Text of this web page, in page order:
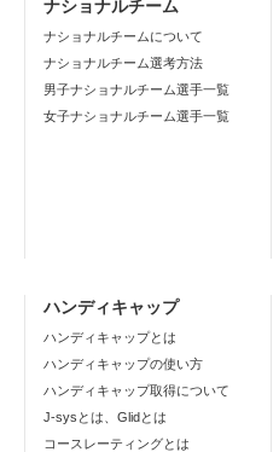
ナショナルチーム
ナショナルチームについて
ナショナルチーム選考方法
男子ナショナルチーム選手一覧
女子ナショナルチーム選手一覧
ハンディキャップ
ハンディキャップとは
ハンディキャップの使い方
ハンディキャップ取得について
J-sysとは、Glidとは
コースレーティングとは